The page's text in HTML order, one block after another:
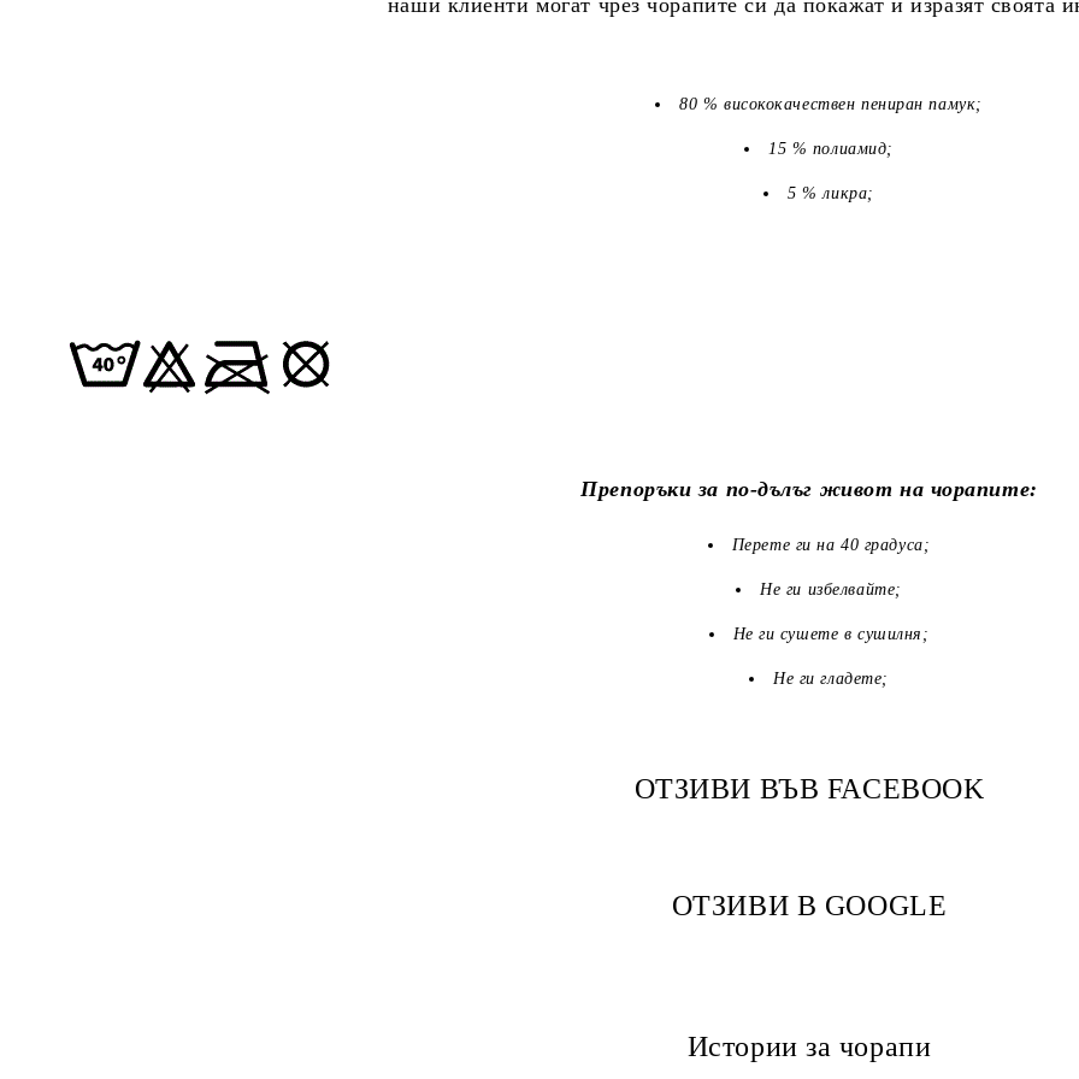
80 % висококачествен пениран памук;
15 % полиамид;
5 % ликра;
Препоръки за по-дълъг живот на чорапите:
Перете ги на 40 градуса;
Не ги избелвайте;
Не ги сушете в сушилня;
Не ги гладете;
ОТЗИВИ ВЪВ FACEBOOK
ОТЗИВИ В GOOGLE
Истории за чорапи